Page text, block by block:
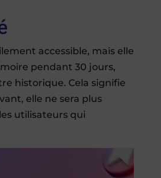
accessible, mais elle
pendant 30 jours,
historique. Cela signifie
elle ne sera plus
utilisateurs qui